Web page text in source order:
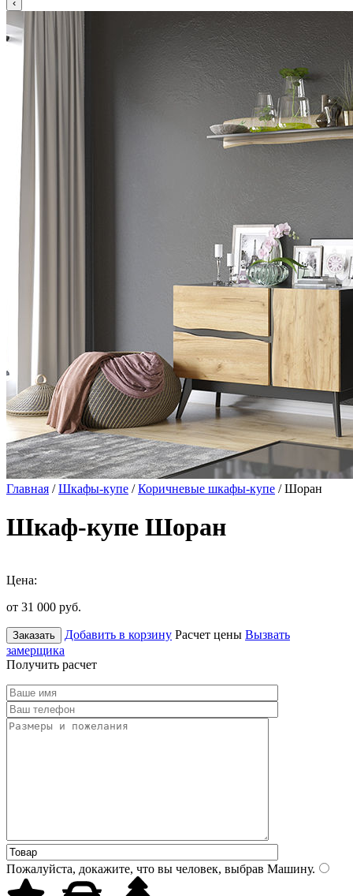
Главная /Шкафы-купе /Коричневые шкафы-купе / Шоран
Шкаф-купе Шоран
Цена:
от 31 000 руб.
Заказать Добавить в корзину Расчет цены Вызвать
замерщика
Получить расчет
Пожалуйста, докажите, что вы человек, выбрав Машину.